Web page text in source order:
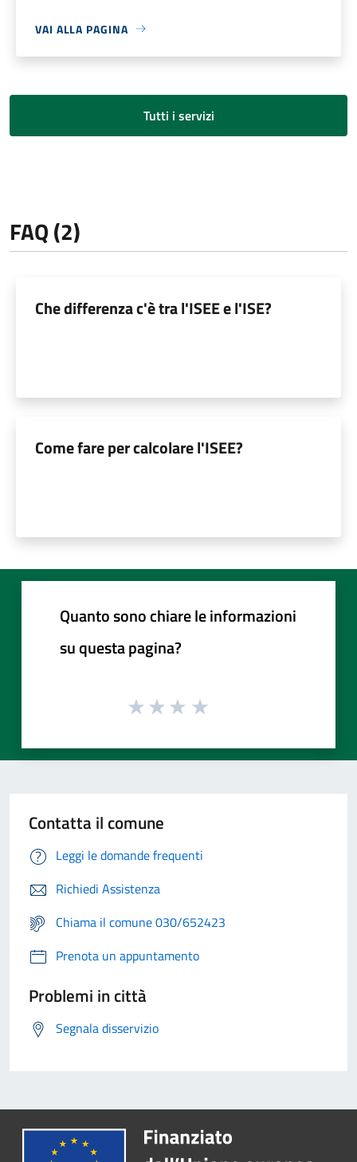
VAI ALLA PAGINA
Tutti i servizi
FAQ (2)
Che differenza c'è tra l'ISEE e l'ISE?
Come fare per calcolare l'ISEE?
Quanto sono chiare le informazioni
su questa pagina?
Contatta il comune
Leggi le domande frequenti
Richiedi Assistenza
Chiama il comune 030/652423
Prenota un appuntamento
Problemi in città
Segnala disservizio